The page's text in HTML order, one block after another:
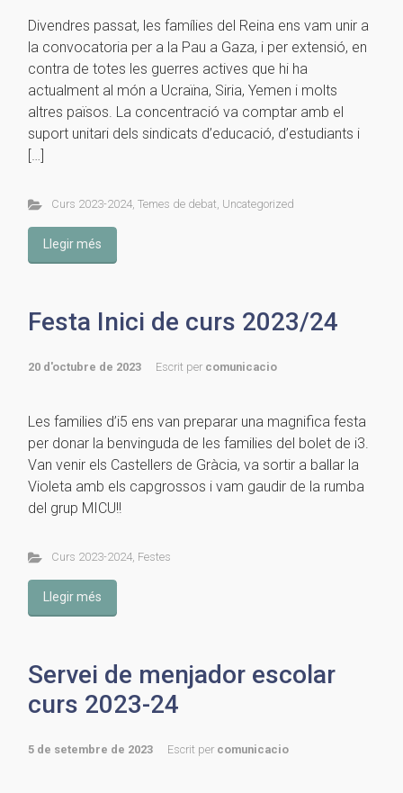
Divendres passat, les famílies del Reina ens vam unir a
la convocatoria per a la Pau a Gaza, i per extensió, en
contra de totes les guerres actives que hi ha
actualment al món a Ucraïna, Siria, Yemen i molts
altres països. La concentració va comptar amb el
suport unitari dels sindicats d’educació, d’estudiants i
[…]
Curs 2023-2024, Temes de debat, Uncategorized
Llegir més
Festa Inici de curs 2023/24
20 d'octubre de 2023 Escrit per comunicacio
Les families d’i5 ens van preparar una magnifica festa
per donar la benvinguda de les families del bolet de i3.
Van venir els Castellers de Gràcia, va sortir a ballar la
Violeta amb els capgrossos i vam gaudir de la rumba
del grup MICU!!
Curs 2023-2024, Festes
Llegir més
Servei de menjador escolar
curs 2023-24
5 de setembre de 2023 Escrit per comunicacio